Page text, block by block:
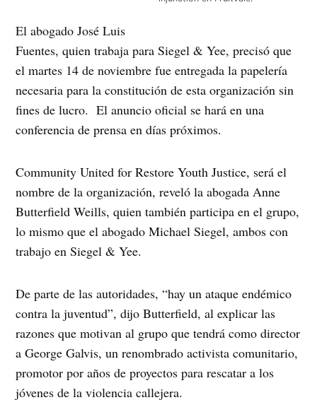
El abogado José Luis
Fuentes, quien trabaja para Siegel & Yee, precisó que
el martes 14 de noviembre fue entregada la papelería
necesaria para la constitución de esta organización sin
fines de lucro. El anuncio oficial se hará en una
conferencia de prensa en días próximos.
Community United for Restore Youth Justice, será el
nombre de la organización, reveló la abogada Anne
Butterfield Weills, quien también participa en el grupo,
lo mismo que el abogado Michael Siegel, ambos con
trabajo en Siegel & Yee.
De parte de las autoridades, “hay un ataque endémico
contra la juventud”, dijo Butterfield, al explicar las
razones que motivan al grupo que tendrá como director
a George Galvis, un renombrado activista comunitario,
promotor por años de proyectos para rescatar a los
jóvenes de la violencia callejera.